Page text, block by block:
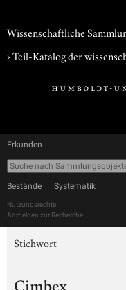
Wissenschaftliche
› Teil-Katalog der
Erkunden
Bestände Systematik
Nutzungsrechte
Anmelden zur Recherche
Stichwort